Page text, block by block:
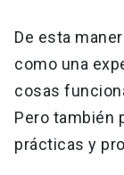
De esta
como una
cosas
Pero también
prácticas y